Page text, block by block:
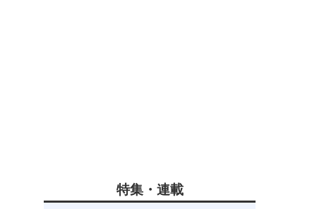
特集・連載